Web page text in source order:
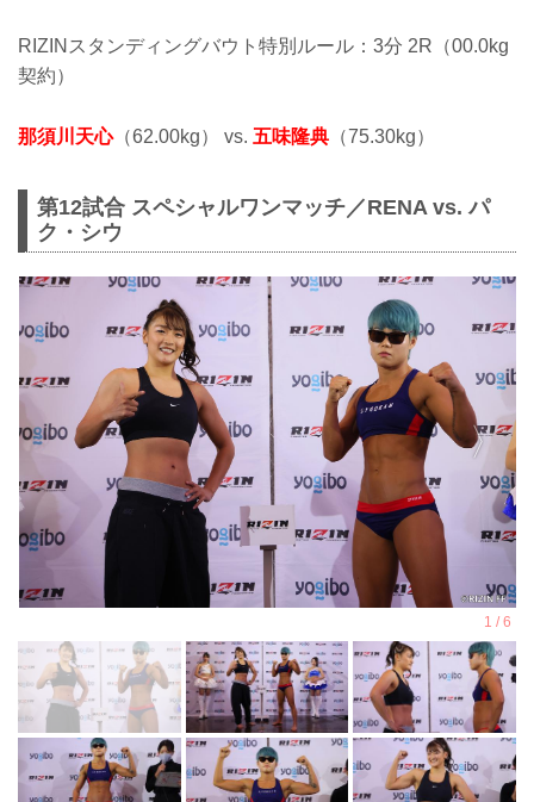
RIZINスタンディングバウト特別ルール：3分 2R（00.0kg
契約）
那須川天心（62.00kg） vs. 五味隆典 （75.30kg）
第12試合 スペシャルワンマッチ／RENA vs. パ
ク・シウ